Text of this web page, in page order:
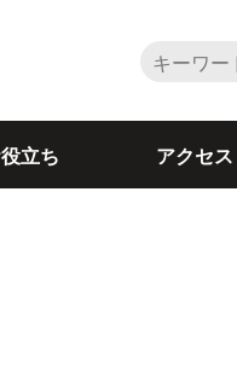
立ち アクセス